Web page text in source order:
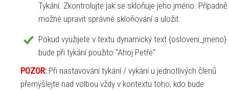
Tykání. Zkontrolujte jak se skloňuje jeho jméno. Případně
možné upravit správné skloňování a uložit.
Pokud využijete v textu dynamický text {osloveni_jmeno}
bude při tykání použito "Ahoj Petře"
POZOR:Při nastavování tykání / vykání u jednotlivých členů
přemýšlejte nad volbou vždy v kontextu toho, kdo bude